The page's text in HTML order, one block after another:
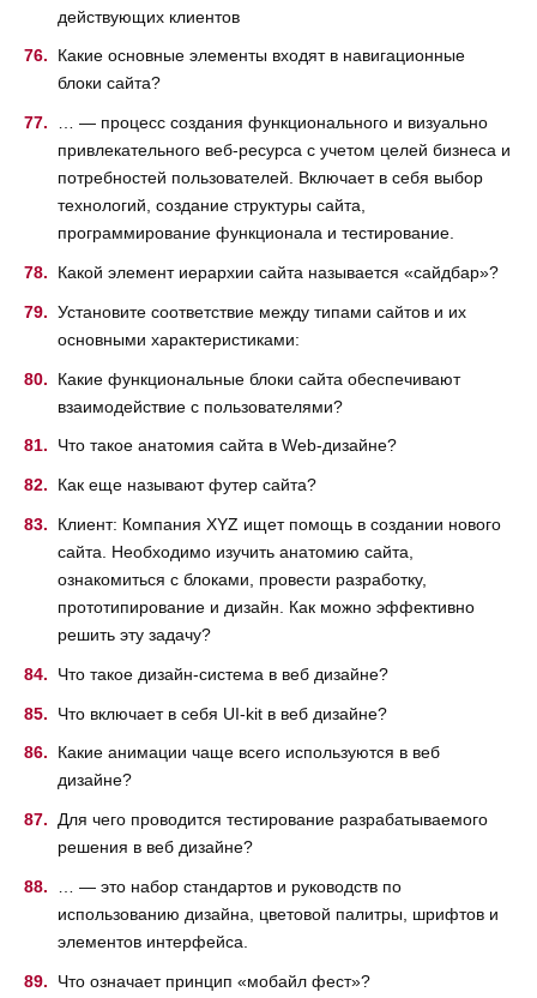
действующих клиентов
Какие основные элементы входят в навигационные
блоки сайта?
… — процесс создания функционального и визуально
привлекательного веб-ресурса с учетом целей бизнеса и
потребностей пользователей. Включает в себя выбор
технологий, создание структуры сайта,
программирование функционала и тестирование.
Какой элемент иерархии сайта называется «сайдбар»?
Установите соответствие между типами сайтов и их
основными характеристиками:
Какие функциональные блоки сайта обеспечивают
взаимодействие с пользователями?
Что такое анатомия сайта в Web-дизайне?
Как еще называют футер сайта?
Клиент: Компания XYZ ищет помощь в создании нового
сайта. Необходимо изучить анатомию сайта,
ознакомиться с блоками, провести разработку,
прототипирование и дизайн. Как можно эффективно
решить эту задачу?
Что такое дизайн-система в веб дизайне?
Что включает в себя UI-kit в веб дизайне?
Какие анимации чаще всего используются в веб
дизайне?
Для чего проводится тестирование разрабатываемого
решения в веб дизайне?
… — это набор стандартов и руководств по
использованию дизайна, цветовой палитры, шрифтов и
элементов интерфейса.
Что означает принцип «мобайл фест»?